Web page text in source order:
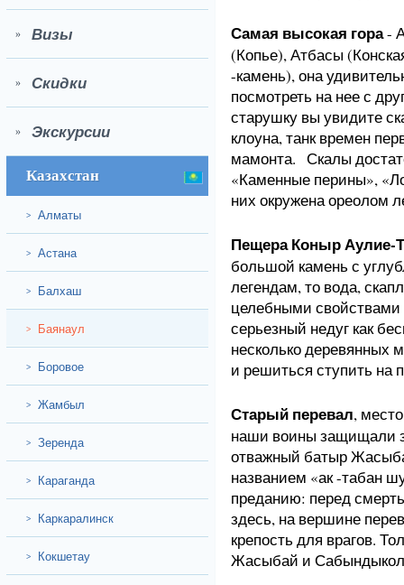
» Визы
» Скидки
» Экскурсии
Казахстан
> Алматы
> Астана
> Балхаш
> Баянаул
> Боровое
> Жамбыл
> Зеренда
> Караганда
> Каркаралинск
> Кокшетау
Самая высокая гора-
(Копье), Атбасы
-камень), она
посмотреть на нее с
старушку вы увидите
клоуна, танк времен
мамонта. Скалы
«Каменные перины»,
них окружена ореолом
Пещера Коныр Аулие-
большой камень с
легендам, то вода,
целебными свойствами
серьезный недуг как
несколько деревянных
и решиться ступить на
Старый перевал,
наши воины защищали
отважный батыр
названием «ак -табан
преданию: перед
здесь, на вершине
крепость для врагов.
Жасыбай и